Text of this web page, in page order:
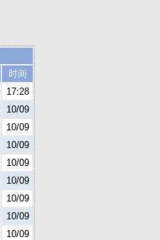
时间
17:28
10/09
10/09
10/09
10/09
10/09
10/09
10/09
10/09